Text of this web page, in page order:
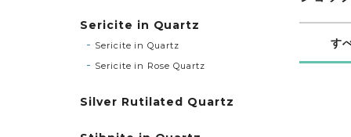
す
Sericite in Quartz
Sericite in Quartz
Sericite in Rose Quartz
Silver Rutilated Quartz